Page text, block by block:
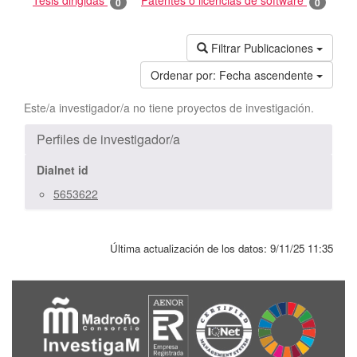
Filtrar Publicaciones
Ordenar por: Fecha ascendente
Este/a investigador/a no tiene proyectos de investigación.
Perfiles de investigador/a
Dialnet id
5653622
Última actualización de los datos: 9/11/25 11:35